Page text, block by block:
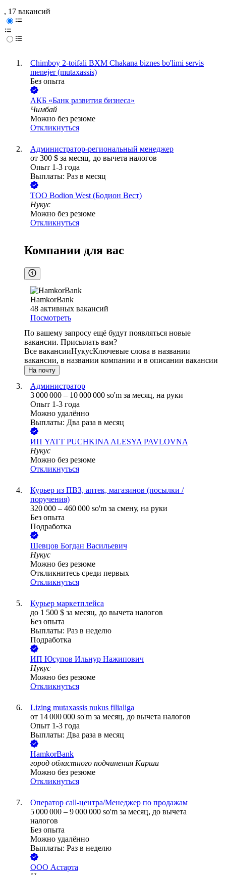
, 17 вакансий
Chimboy 2-toifali BXM Chakana biznes bo'limi servis
menejer (mutaxassis)
Без опыта
АКБ «Банк развития бизнеса»
Чимбай
Можно без резюме
Откликнуться
Администратор-региональный менеджер
от 300 $ за месяц, до вычета налогов
Опыт 1-3 года
Выплаты: Раз в месяц
ТОО Bodion West (Бодион Вест)
Нукус
Можно без резюме
Откликнуться
Компании для вас
HamkorBank
48 активных вакансий
Посмотреть
По вашему запросу ещё будут появляться новые
вакансии. Присылать вам?
Все вакансииНукусКлючевые слова в названии
вакансии, в названии компании и в описании вакансии
На почту
Администратор
3 000 000 – 10 000 000 so'm за месяц, на руки
Опыт 1-3 года
Можно удалённо
Выплаты: Два раза в месяц
ИП YATT PUCHKINA ALESYA PAVLOVNA
Нукус
Можно без резюме
Откликнуться
Курьер из ПВЗ, аптек, магазинов (посылки /
поручения)
320 000 – 460 000 so'm за смену, на руки
Без опыта
Подработка
Шевцов Богдан Васильевич
Нукус
Можно без резюме
Откликнитесь среди первых
Откликнуться
Курьер маркетплейса
до 1 500 $ за месяц, до вычета налогов
Без опыта
Выплаты: Раз в неделю
Подработка
ИП Юсупов Ильнур Нажипович
Нукус
Можно без резюме
Откликнуться
Lizing mutaxassis nukus filialiga
от 14 000 000 so'm за месяц, до вычета налогов
Опыт 1-3 года
Выплаты: Два раза в месяц
HamkorBank
город областного подчинения Карши
Можно без резюме
Откликнуться
Оператор call-центра/Менеджер по продажам
5 000 000 – 9 000 000 so'm за месяц, до вычета
налогов
Без опыта
Можно удалённо
Выплаты: Раз в неделю
ООО Астарта